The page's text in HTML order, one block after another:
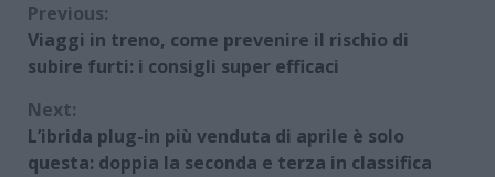
Continue
Reading
Previous:
Viaggi in treno, come prevenire il rischio di
subire furti: i consigli super efficaci
Next:
L’ibrida plug-in più venduta di aprile è solo
questa: doppia la seconda e terza in classifica